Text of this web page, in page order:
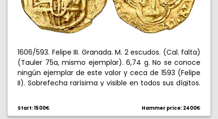
1606/593. Felipe III. Granada. M. 2 escudos. (Cal. falta)
(Tauler 75a, mismo ejemplar). 6,74 g. No se conoce
ningún ejemplar de este valor y ceca de 1593 (Felipe
II). Sobrefecha rarísima y visible en todos sus dígitos.
Única conocida. MBC+.
Start: 1500€ Hammer price: 2400€